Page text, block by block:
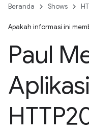
Beranda Shows
Apakah informasi ini
Paul